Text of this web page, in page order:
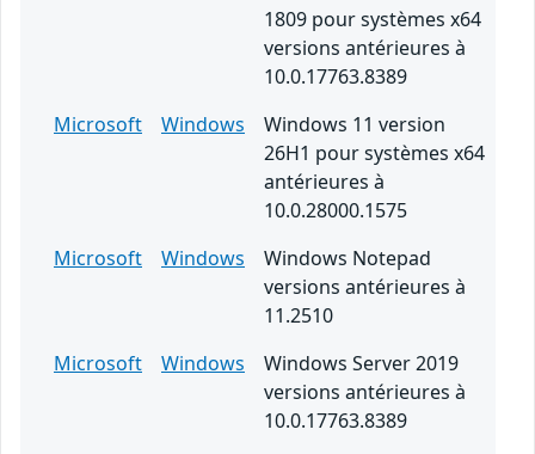
1809 pour systèmes x64
versions antérieures à
10.0.17763.8389
Microsoft
Windows
Windows 11 version
26H1 pour systèmes x64
antérieures à
10.0.28000.1575
Microsoft
Windows
Windows Notepad
versions antérieures à
11.2510
Microsoft
Windows
Windows Server 2019
versions antérieures à
10.0.17763.8389